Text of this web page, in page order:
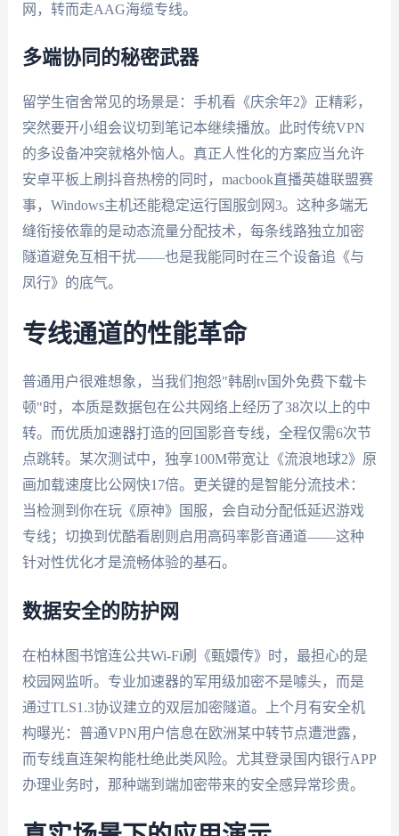
网，转而走AAG海缆专线。
多端协同的秘密武器
留学生宿舍常见的场景是：手机看《庆余年2》正精彩，
突然要开小组会议切到笔记本继续播放。此时传统VPN
的多设备冲突就格外恼人。真正人性化的方案应当允许
安卓平板上刷抖音热榜的同时，macbook直播英雄联盟赛
事，Windows主机还能稳定运行国服剑网3。这种多端无
缝衔接依靠的是动态流量分配技术，每条线路独立加密
隧道避免互相干扰——也是我能同时在三个设备追《与
凤行》的底气。
专线通道的性能革命
普通用户很难想象，当我们抱怨"韩剧tv国外免费下载卡
顿"时，本质是数据包在公共网络上经历了38次以上的中
转。而优质加速器打造的回国影音专线，全程仅需6次节
点跳转。某次测试中，独享100M带宽让《流浪地球2》原
画加载速度比公网快17倍。更关键的是智能分流技术：
当检测到你在玩《原神》国服，会自动分配低延迟游戏
专线；切换到优酷看剧则启用高码率影音通道——这种
针对性优化才是流畅体验的基石。
数据安全的防护网
在柏林图书馆连公共Wi-Fi刷《甄嬛传》时，最担心的是
校园网监听。专业加速器的军用级加密不是噱头，而是
通过TLS1.3协议建立的双层加密隧道。上个月有安全机
构曝光：普通VPN用户信息在欧洲某中转节点遭泄露，
而专线直连架构能杜绝此类风险。尤其登录国内银行APP
办理业务时，那种端到端加密带来的安全感异常珍贵。